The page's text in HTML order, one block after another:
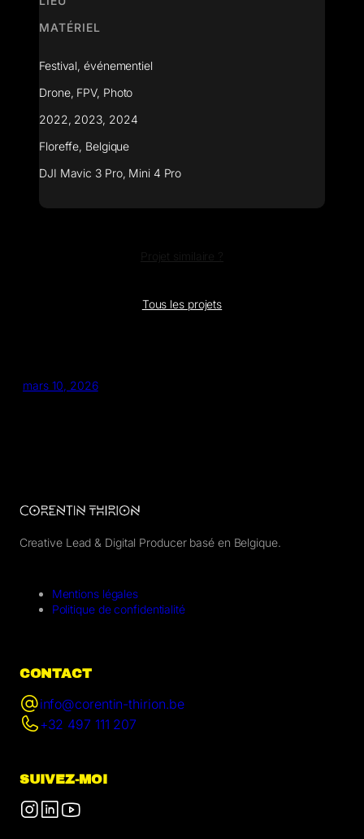
MATÉRIEL
Festival, événementiel
Drone, FPV, Photo
2022, 2023, 2024
Floreffe, Belgique
DJI Mavic 3 Pro, Mini 4 Pro
Projet similaire ?
Tous les projets
mars 10, 2026
Creative Lead & Digital Producer basé en Belgique.
Mentions légales
Politique de confidentialité
CONTACT
info@corentin-thirion.be
+32 497 111 207
SUIVEZ-MOI